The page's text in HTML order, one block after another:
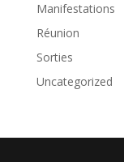
Manifestations
Réunion
Sorties
Uncategorized